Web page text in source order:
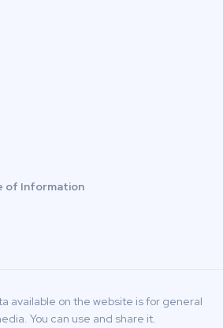
of Information
available on the website is for general
You can use and share it.